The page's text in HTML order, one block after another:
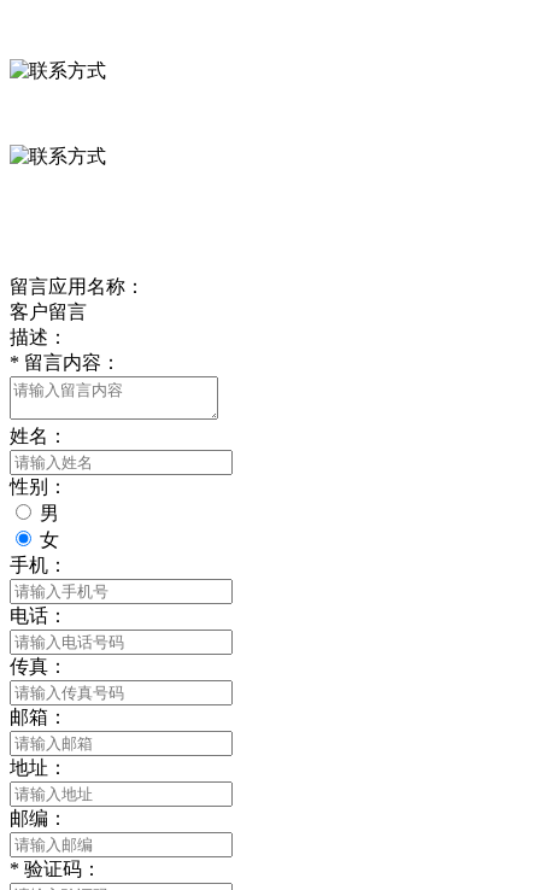
留言应用名称：
客户留言
描述：
* 留言内容：
姓名：
性别：
男
女
手机：
电话：
传真：
邮箱：
地址：
邮编：
* 验证码：